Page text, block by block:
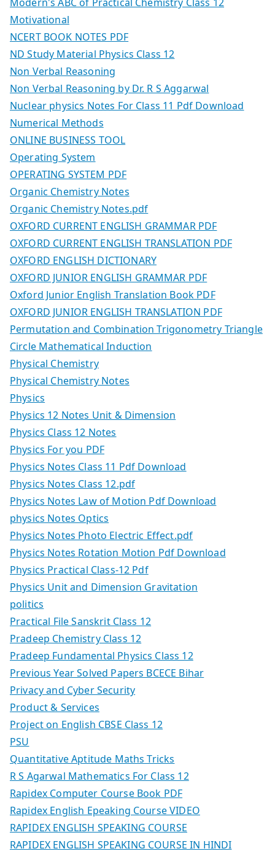
Motivational
NCERT BOOK NOTES PDF
ND Study Material Physics Class 12
Non Verbal Reasoning
Non Verbal Reasoning by Dr. R S Aggarwal
Nuclear physics Notes For Class 11 Pdf Download
Numerical Methods
ONLINE BUSINESS TOOL
Operating System
OPERATING SYSTEM PDF
Organic Chemistry Notes
Organic Chemistry Notes.pdf
OXFORD CURRENT ENGLISH GRAMMAR PDF
OXFORD CURRENT ENGLISH TRANSLATION PDF
OXFORD ENGLISH DICTIONARY
OXFORD JUNIOR ENGLISH GRAMMAR PDF
Oxford Junior English Translation Book PDF
OXFORD JUNIOR ENGLISH TRANSLATION PDF
Permutation and Combination Trigonometry Triangle
Circle Mathematical Induction
Physical Chemistry
Physical Chemistry Notes
Physics
Physics 12 Notes Unit & Dimension
Physics Class 12 Notes
Physics For you PDF
Physics Notes Class 11 Pdf Download
Physics Notes Class 12.pdf
Physics Notes Law of Motion Pdf Download
physics Notes Optics
Physics Notes Photo Electric Effect.pdf
Physics Notes Rotation Motion Pdf Download
Physics Practical Class-12 Pdf
Physics Unit and Dimension Gravitation
politics
Practical File Sanskrit Class 12
Pradeep Chemistry Class 12
Pradeep Fundamental Physics Class 12
Previous Year Solved Papers BCECE Bihar
Privacy and Cyber Security
Product & Services
Project on English CBSE Class 12
PSU
Quantitative Aptitude Maths Tricks
R S Agarwal Mathematics For Class 12
Rapidex Computer Course Book PDF
Rapidex English Epeaking Course VIDEO
RAPIDEX ENGLISH SPEAKING COURSE
RAPIDEX ENGLISH SPEAKING COURSE IN HINDI